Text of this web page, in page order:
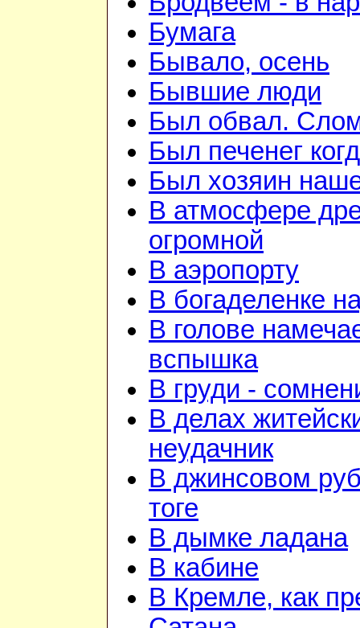
Бумага
Бывало, осень
Бывшие люди
Был обвал.
Был печенег
Был хозяин
В атмосфере
огромной
В аэропорту
В богаделенке
В голове
вспышка
В груди -
В делах
неудачник
В джинсовом
тоге
В дымке ладана
В кабине
В Кремле, как